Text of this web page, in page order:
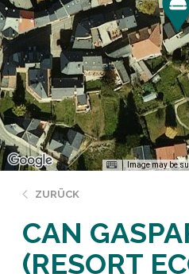
Image may be
ZURÜCK
CAN
(RESORT